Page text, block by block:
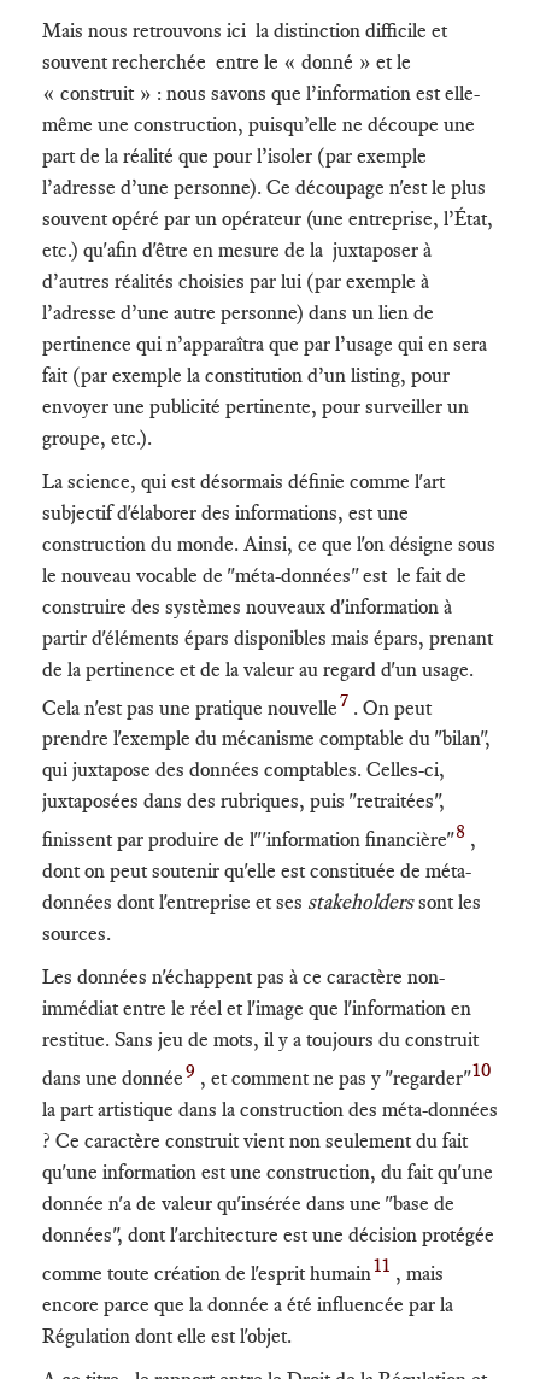
Mais nous retrouvons ici la distinction difficile et
souvent recherchée entre le « donné » et le
« construit » : nous savons que l’information est elle-
même une construction, puisqu’elle ne découpe une
part de la réalité que pour l’isoler (par exemple
l’adresse d’une personne). Ce découpage n'est le plus
souvent opéré par un opérateur (une entreprise, l’État,
etc.) qu'afin d'être en mesure de la juxtaposer à
d’autres réalités choisies par lui (par exemple à
l’adresse d’une autre personne) dans un lien de
pertinence qui n’apparaîtra que par l’usage qui en sera
fait (par exemple la constitution d’un listing, pour
envoyer une publicité pertinente, pour surveiller un
groupe, etc.).
La science, qui est désormais définie comme l'art
subjectif d'élaborer des informations, est une
construction du monde. Ainsi, ce que l'on désigne sous
le nouveau vocable de "méta-données" est le fait de
construire des systèmes nouveaux d'information à
partir d'éléments épars disponibles mais épars, prenant
de la pertinence et de la valeur au regard d'un usage.
Cela n'est pas une pratique nouvelle7 . On peut
prendre l'exemple du mécanisme comptable du "bilan",
qui juxtapose des données comptables. Celles-ci,
juxtaposées dans des rubriques, puis "retraitées",
finissent par produire de l"'information financière"8 ,
dont on peut soutenir qu'elle est constituée de méta-
données dont l'entreprise et ses stakeholderssont les
sources.
Les données n'échappent pas à ce caractère non-
immédiat entre le réel et l'image que l'information en
restitue. Sans jeu de mots, il y a toujours du construit
dans une donnée9 , et comment ne pas y "regarder"10
la part artistique dans la construction des méta-données
? Ce caractère construit vient non seulement du fait
qu'une information est une construction, du fait qu'une
donnée n'a de valeur qu'insérée dans une "base de
données", dont l'architecture est une décision protégée
comme toute création de l'esprit humain11 , mais
encore parce que la donnée a été influencée par la
Régulation dont elle est l'objet.